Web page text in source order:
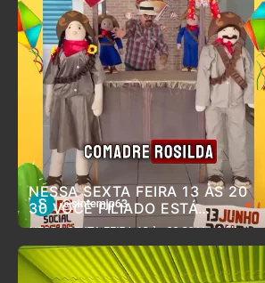
NESSA SEXTA FEIRA 13 ÀS 20
30 VOCÊ FILIADO ESTÁ
CONVIDADO PARA O ARRAIÁ DO
SINTEM